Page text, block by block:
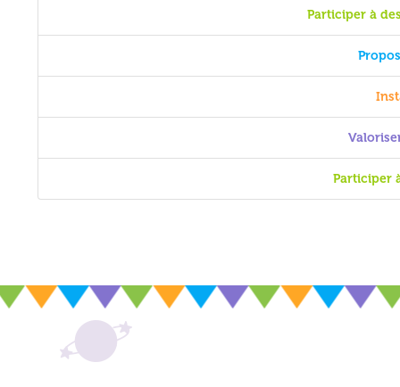
Participer à
Participer